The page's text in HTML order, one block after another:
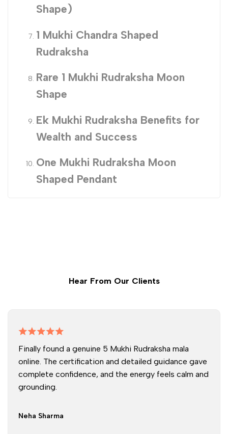
Shape)
1 Mukhi Chandra Shaped
Rudraksha
Rare 1 Mukhi Rudraksha Moon
Shape
Ek Mukhi Rudraksha Benefits for
Wealth and Success
One Mukhi Rudraksha Moon
Shaped Pendant
Hear From Our Clients
Finally found a genuine 5 Mukhi Rudraksha mala
online. The certification and detailed guidance gave
complete confidence, and the energy feels calm and
grounding.
Neha Sharma